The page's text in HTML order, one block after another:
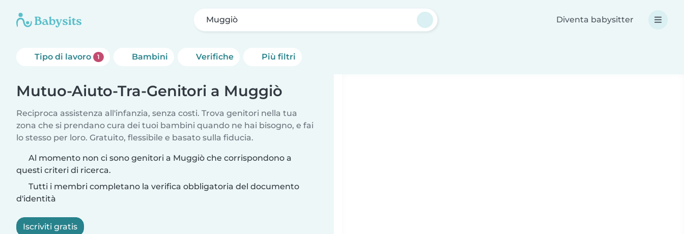
Muggiò Diventa babysitter
Tipo di lavoro 1 Bambini Verifiche Più filtri
Mutuo-Aiuto-Tra-Genitori a Muggiò
Reciproca assistenza all'infanzia, senza costi. Trova genitori nella tua
zona che si prendano cura dei tuoi bambini quando ne hai bisogno, e fai
lo stesso per loro. Gratuito, flessibile e basato sulla fiducia.
Al momento non ci sono genitori a Muggiò che corrispondono a
questi criteri di ricerca.
Tutti i membri completano la verifica obbligatoria del documento
d'identità
Iscriviti gratis